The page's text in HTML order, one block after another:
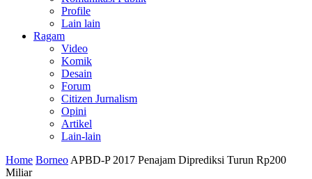
Profile
Lain lain
Ragam
Video
Komik
Desain
Forum
Citizen Jurnalism
Opini
Artikel
Lain-lain
Home Borneo APBD-P 2017 Penajam Diprediksi Turun Rp200
Miliar